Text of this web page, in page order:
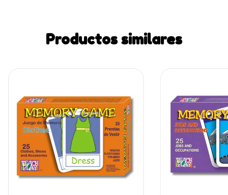
Productos similares